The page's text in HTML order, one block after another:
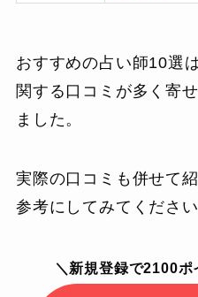
おすすめの占い師10選
関する口コミが多く寄
ました。
実際の口コミも併せて
参考にしてみてください
＼新規登録で2100